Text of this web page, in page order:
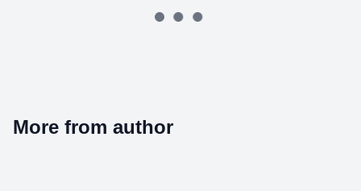
More from author